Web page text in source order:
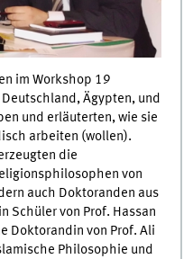
im Workshop 19
Ägypten, und
und erläuterten, wie sie
arbeiten (wollen).
die
von
auch Doktoranden aus
Schüler von Prof. Hassan
Doktorandin von Prof. Ali
Philosophie und